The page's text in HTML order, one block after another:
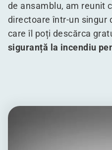
de ansamblu, am reunit
directoare într-un singur
care îl poți descărca
siguranță la incendiu